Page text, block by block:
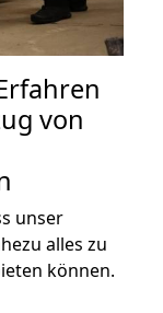
von
unser
alles zu
können.